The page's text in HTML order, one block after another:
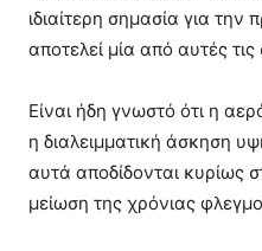
ιδιαίτερη σημασία για
αποτελεί μία από αυτές τις
Είναι ήδη γνωστό ότι η
η διαλειμματική άσκηση
αυτά αποδίδονται κυρίως
μείωση της χρόνιας